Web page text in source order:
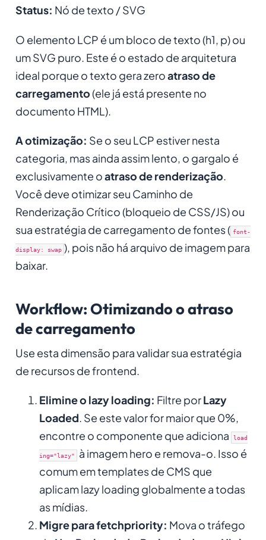
Status: Nó de texto / SVG
O elemento LCP é um bloco de texto (h1, p) ou
um SVG puro. Este é o estado de arquitetura
ideal porque o texto gera zeroatraso de
carregamento(ele já está presente no
documento HTML).
A otimização: Se o seu LCP estiver nesta
categoria, mas ainda assim lento, o gargalo é
exclusivamente oatraso de renderização.
Você deve otimizar seu Caminho de
Renderização Crítico (bloqueio de CSS/JS) ou
sua estratégia de carregamento de fontes ( font-
display: swap ), pois não há arquivo de imagem para
baixar.
Workflow: Otimizando o atraso
de carregamento
Use esta dimensão para validar sua estratégia
de recursos de frontend.
Elimine o lazy loading: Filtre porLazy
Loaded. Se este valor for maior que 0%,
encontre o componente que adiciona
load
ing="lazy" à imagem hero e remova-o. Isso é
comum em templates de CMS que
aplicam lazy loading globalmente a todas
as mídias.
Migre para fetchpriority: Mova o tráfego